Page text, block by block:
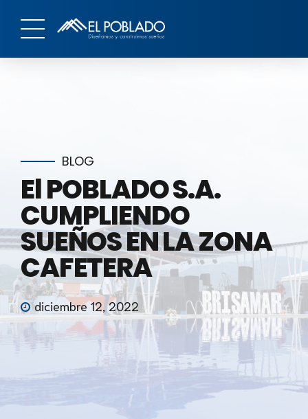
BLOG
El POBLADO S.A.
CUMPLIENDO
SUEÑOS EN LA ZONA
CAFETERA
diciembre 12, 2022